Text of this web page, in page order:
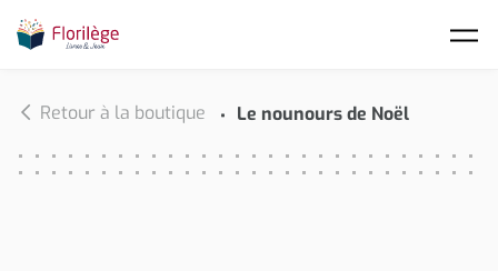
Retour à la boutique Le nounours de Noël